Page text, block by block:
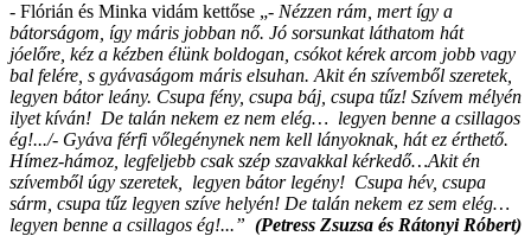
- Flórián és Minka vidám kettőse „- Nézzen rám, mert így a
bátorságom, így máris jobban nő. Jó sorsunkat láthatom hát
jóelőre, kéz a kézben élünk boldogan, csókot kérek arcom jobb vagy
bal felére, s gyávaságom máris elsuhan. Akit én szívemből szeretek,
legyen bátor leány. Csupa fény, csupa báj, csupa tűz! Szívem mélyén
ilyet kíván! De talán nekem ez nem elég… legyen benne a csillagos
ég!.../- Gyáva férfi vőlegénynek nem kell lányoknak, hát ez érthető.
Hímez-hámoz, legfeljebb csak szép szavakkal kérkedő…Akit én
szívemből úgy szeretek, legyen bátor legény! Csupa hév, csupa
sárm, csupa tűz legyen szíve helyén! De talán nekem ez sem elég…
legyen benne a csillagos ég!...” (Petress Zsuzsa és Rátonyi Róbert)